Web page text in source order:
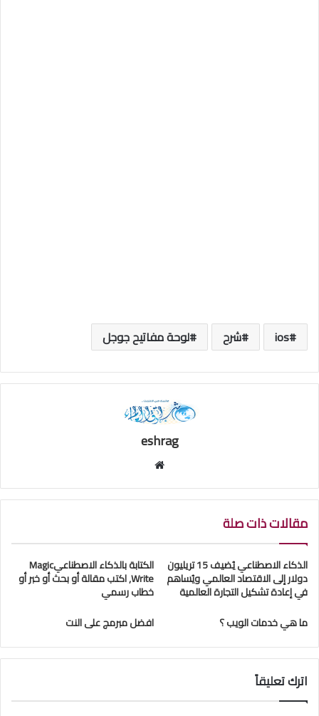
ios شرح لوحة مفاتيح جوجل
eshrag
مقالات ذات صلة
الذكاء الاصطناعي يُضيف 15 تريليون
دولار إلى الاقتصاد العالمي ويُساهم
في إعادة تشكيل التجارة العالمية
الكتابة بالذكاء الاصطناعيMagic
Write, اكتب مقالة أو بحث أو خبر أو
خطاب رسمي
ما هي خدمات الويب ؟
افضل مبرمج على النت
اترك تعليقاً